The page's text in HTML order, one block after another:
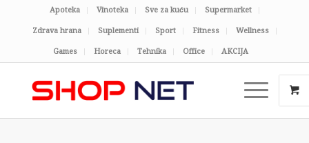
Apoteka Vinoteka Sve za kuću Supermarket
Zdrava hrana Suplementi Sport Fitness Wellness
Games Horeca Tehnika Office AKCIJA